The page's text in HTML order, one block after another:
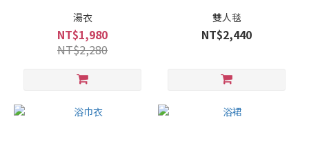
湯衣
NT$1,980
NT$2,280
雙人毯
NT$2,440